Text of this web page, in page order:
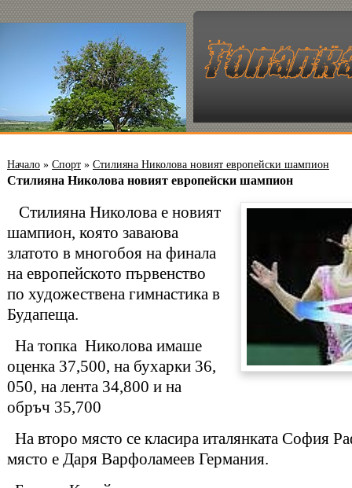
Начало » Спорт » Стилияна Николова новият европейски шампион
Стилияна Николова новият европейски шампион
Стилияна Николова е новият
шампион, която заваюва
златото в многобоя на финала
на европейското първенство
по художествена гимнастика в
Будапеща.
На топка Николова имаше
оценка 37,500, на бухарки 36,
050, на лента 34,800 и на
обръч 35,700
На второ място се класира италянката София
място е Даря Варфоламеев Германия.